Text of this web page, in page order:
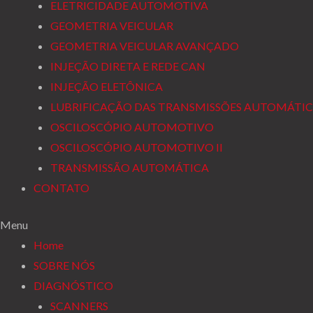
ELETRICIDADE AUTOMOTIVA
GEOMETRIA VEICULAR
GEOMETRIA VEICULAR AVANÇADO
INJEÇÃO DIRETA E REDE CAN
INJEÇÃO ELETÔNICA
LUBRIFICAÇÃO DAS TRANSMISSÕES
OSCILOSCÓPIO AUTOMOTIVO
OSCILOSCÓPIO AUTOMOTIVO II
TRANSMISSÃO AUTOMÁTICA
CONTATO
Menu
Home
SOBRE NÓS
DIAGNÓSTICO
SCANNERS